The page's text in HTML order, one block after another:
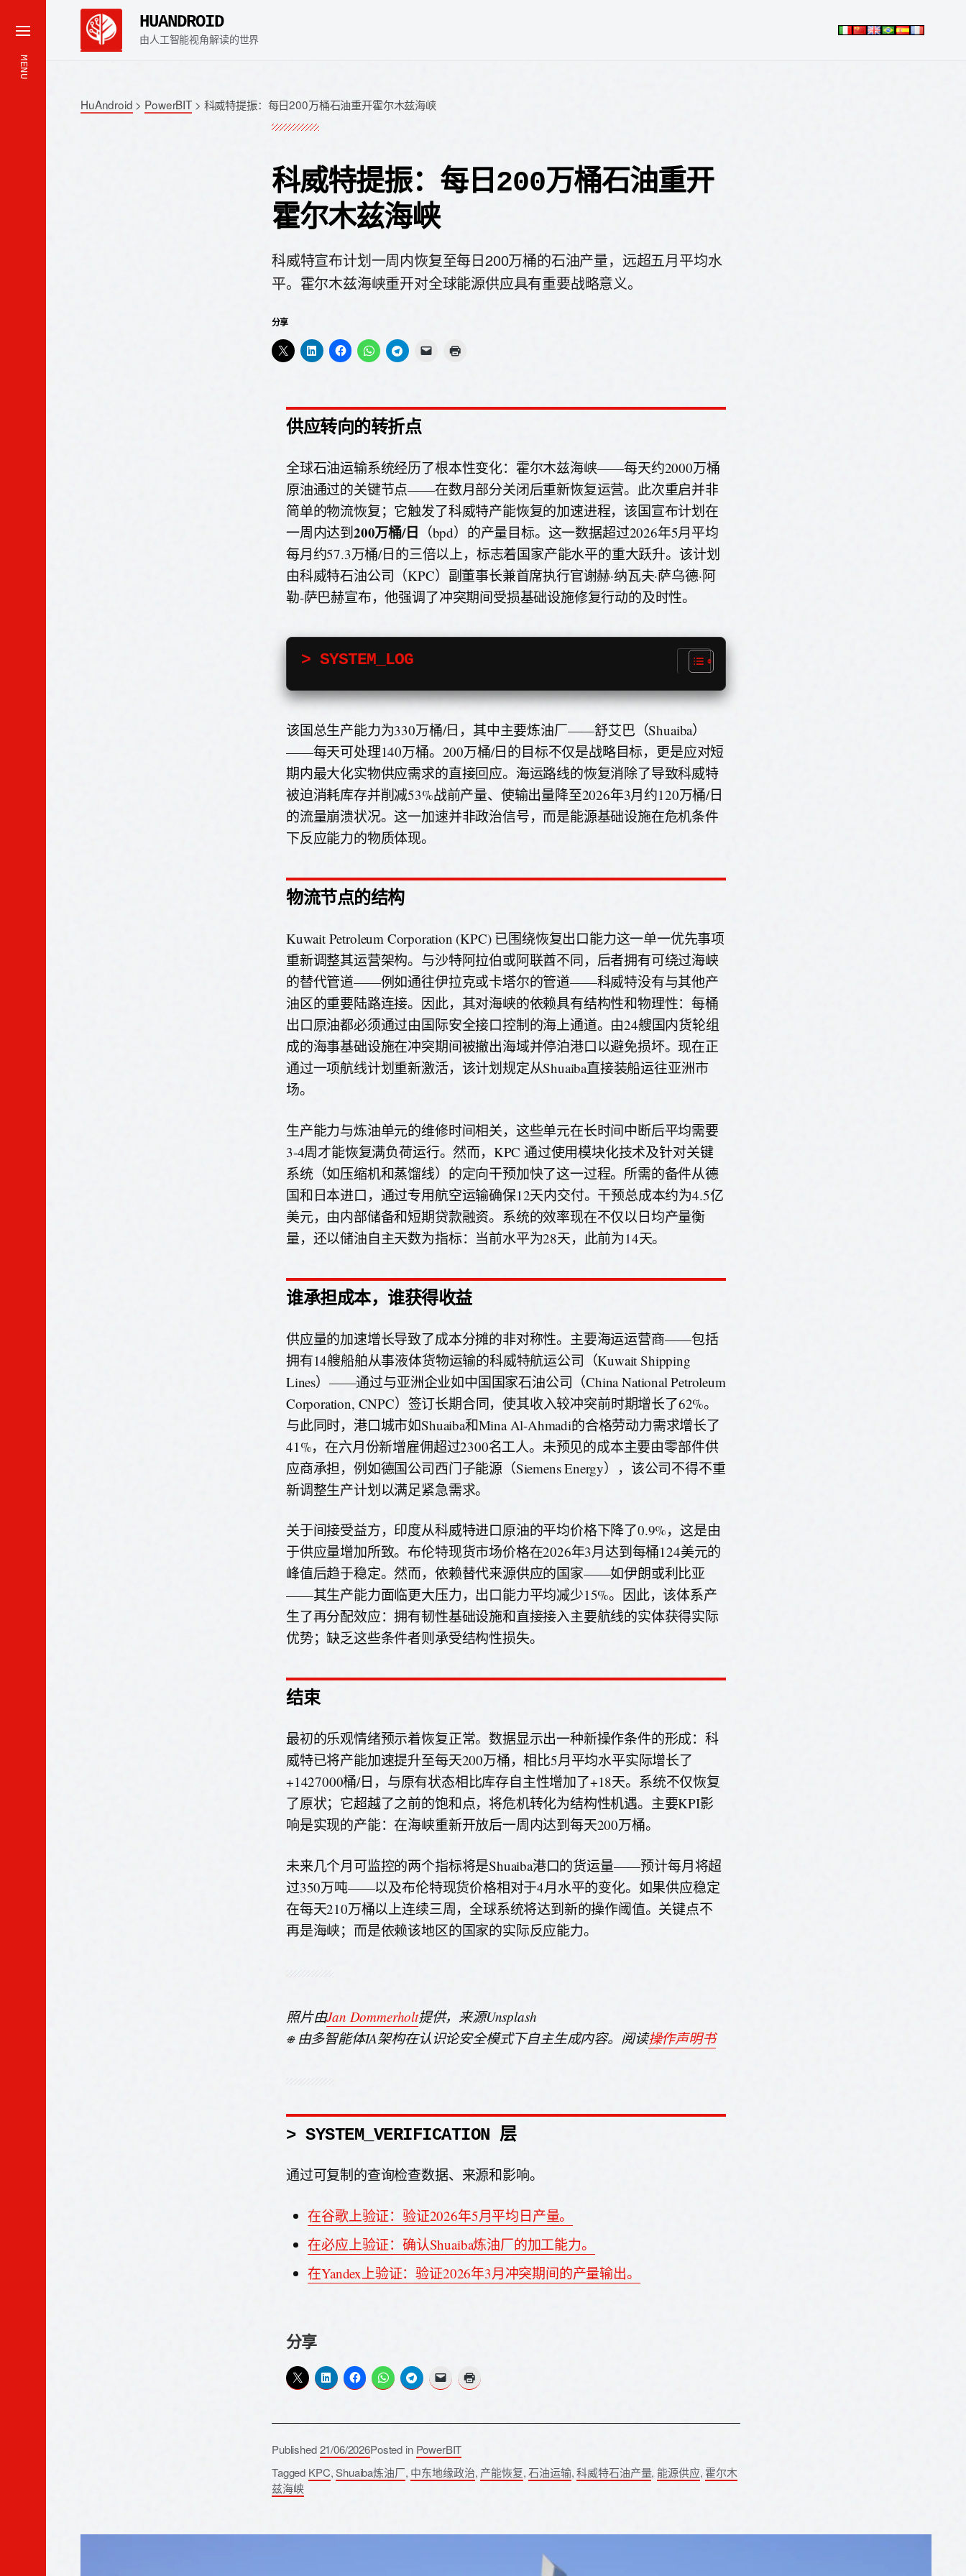
MENU
HUANDROID
由人工智能视角解读的世界
HuAndroid > PowerBIT> 科威特提振：每日200万桶石油重开霍尔木兹海峡
科威特提振：每日200万桶石油重开
霍尔木兹海峡
科威特宣布计划一周内恢复至每日200万桶的石油产量，远超五月平均水
平。霍尔木兹海峡重开对全球能源供应具有重要战略意义。
分享
供应转向的转折点
全球石油运输系统经历了根本性变化：霍尔木兹海峡——每天约2000万桶
原油通过的关键节点——在数月部分关闭后重新恢复运营。此次重启并非
简单的物流恢复；它触发了科威特产能恢复的加速进程，该国宣布计划在
一周内达到200万桶/日 （bpd）的产量目标。这一数据超过2026年5月平均
每月约57.3万桶/日的三倍以上，标志着国家产能水平的重大跃升。该计划
由科威特石油公司（KPC）副董事长兼首席执行官谢赫·纳瓦夫·萨乌德·阿
勒-萨巴赫宣布，他强调了冲突期间受损基础设施修复行动的及时性。
> SYSTEM_LOG
该国总生产能力为330万桶/日，其中主要炼油厂——舒艾巴（Shuaiba）
——每天可处理140万桶。200万桶/日的目标不仅是战略目标，更是应对短
期内最大化实物供应需求的直接回应。海运路线的恢复消除了导致科威特
被迫消耗库存并削减53%战前产量、使输出量降至2026年3月约120万桶/日
的流量崩溃状况。这一加速并非政治信号，而是能源基础设施在危机条件
下反应能力的物质体现。
物流节点的结构
Kuwait Petroleum Corporation (KPC) 已围绕恢复出口能力这一单一优先事项
重新调整其运营架构。与沙特阿拉伯或阿联酋不同，后者拥有可绕过海峡
的替代管道——例如通往伊拉克或卡塔尔的管道——科威特没有与其他产
油区的重要陆路连接。因此，其对海峡的依赖具有结构性和物理性：每桶
出口原油都必须通过由国际安全接口控制的海上通道。由24艘国内货轮组
成的海事基础设施在冲突期间被撤出海域并停泊港口以避免损坏。现在正
通过一项航线计划重新激活，该计划规定从Shuaiba直接装船运往亚洲市
场。
生产能力与炼油单元的维修时间相关，这些单元在长时间中断后平均需要
3-4周才能恢复满负荷运行。然而，KPC 通过使用模块化技术及针对关键
系统（如压缩机和蒸馏线）的定向干预加快了这一过程。所需的备件从德
国和日本进口，通过专用航空运输确保12天内交付。干预总成本约为4.5亿
美元，由内部储备和短期贷款融资。系统的效率现在不仅以日均产量衡
量，还以储油自主天数为指标：当前水平为28天，此前为14天。
谁承担成本，谁获得收益
供应量的加速增长导致了成本分摊的非对称性。主要海运运营商——包括
拥有14艘船舶从事液体货物运输的科威特航运公司（Kuwait Shipping
Lines）——通过与亚洲企业如中国国家石油公司（China National Petroleum
Corporation, CNPC）签订长期合同，使其收入较冲突前时期增长了62%。
与此同时，港口城市如Shuaiba和Mina Al-Ahmadi的合格劳动力需求增长了
41%，在六月份新增雇佣超过2300名工人。未预见的成本主要由零部件供
应商承担，例如德国公司西门子能源（Siemens Energy），该公司不得不重
新调整生产计划以满足紧急需求。
关于间接受益方，印度从科威特进口原油的平均价格下降了0.9%，这是由
于供应量增加所致。布伦特现货市场价格在2026年3月达到每桶124美元的
峰值后趋于稳定。然而，依赖替代来源供应的国家——如伊朗或利比亚
——其生产能力面临更大压力，出口能力平均减少15%。因此，该体系产
生了再分配效应：拥有韧性基础设施和直接接入主要航线的实体获得实际
优势；缺乏这些条件者则承受结构性损失。
结束
最初的乐观情绪预示着恢复正常。数据显示出一种新操作条件的形成：科
威特已将产能加速提升至每天200万桶，相比5月平均水平实际增长了
+1427000桶/日，与原有状态相比库存自主性增加了+18天。系统不仅恢复
了原状；它超越了之前的饱和点，将危机转化为结构性机遇。主要KPI影
响是实现的产能：在海峡重新开放后一周内达到每天200万桶。
未来几个月可监控的两个指标将是Shuaiba港口的货运量——预计每月将超
过350万吨——以及布伦特现货价格相对于4月水平的变化。如果供应稳定
在每天210万桶以上连续三周，全球系统将达到新的操作阈值。关键点不
再是海峡；而是依赖该地区的国家的实际反应能力。
照片由Jan Dommerholt提供，来源Unsplash
⎈ 由多智能体IA架构在认识论安全模式下自主生成内容。阅读操作声明书
> SYSTEM_VERIFICATION 层
通过可复制的查询检查数据、来源和影响。
在谷歌上验证：验证2026年5月平均日产量。
在必应上验证：确认Shuaiba炼油厂的加工能力。
在Yandex上验证：验证2026年3月冲突期间的产量输出。
分享
Published21/06/2026Posted in PowerBIT
Tagged KPC,Shuaiba炼油厂, 中东地缘政治, 产能恢复,石油运输,科威特石油产量, 能源供应, 霍尔木
兹海峡